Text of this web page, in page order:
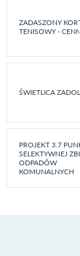
ZADASZONY
TENISOWY -
ŚWIETLICA
PROJEKT 3.7
SELEKTYWNEJ
ODPADÓW
KOMUNALNYCH